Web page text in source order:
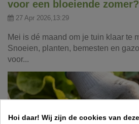
voor een bloeiende zomer?
27 Apr 2026,13:29
Mei is dé maand om je tuin klaar te
Snoeien, planten, bemesten en
voor...
Hoi daar! Wij zijn de cookies van